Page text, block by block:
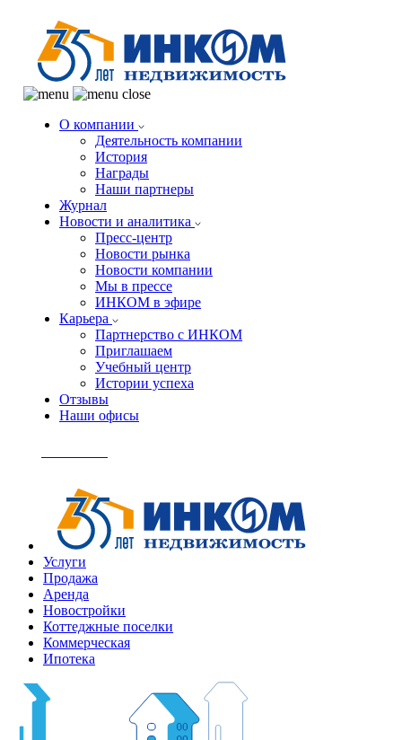
О компании
Деятельность компании
История
Награды
Наши партнеры
Журнал
Новости и аналитика
Пресс-центр
Новости рынка
Новости компании
Мы в прессе
ИНКОМ в эфире
Карьера
Партнерство с ИНКОМ
Приглашаем
Учебный центр
Истории успеха
Отзывы
Наши офисы
Услуги
Продажа
Аренда
Новостройки
Коттеджные поселки
Коммерческая
Ипотека